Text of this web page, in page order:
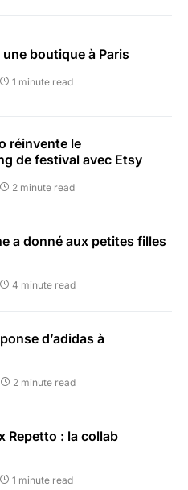
boutique à Paris
1 minute read
réinvente le
de festival avec Etsy
2 minute read
a donné aux petites filles
4 minute read
d’adidas à
2 minute read
Repetto : la collab
1 minute read